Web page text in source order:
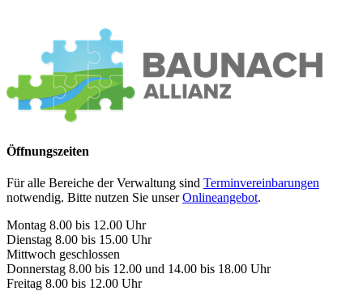
Öffnungszeiten
Für alle Bereiche der Verwaltung sind Terminvereinbarungen
notwendig. Bitte nutzen Sie unserOnlineangebot.
Montag 8.00 bis 12.00 Uhr
Dienstag 8.00 bis 15.00 Uhr
Mittwoch geschlossen
Donnerstag 8.00 bis 12.00 und 14.00 bis 18.00 Uhr
Freitag 8.00 bis 12.00 Uhr